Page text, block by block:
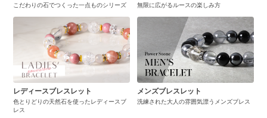
こだわりの石でつくった一点ものシリーズ 無限に広がるルースの楽しみ方
レディースブレスレット
色とりどりの天然石を使ったレディースブ
レス
メンズブレスレット
洗練された大人の雰囲気漂うメンズブレス